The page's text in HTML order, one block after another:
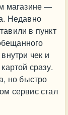
магазине —
Недавно
в пункт
чек и
сразу.
но быстро
сервис стал